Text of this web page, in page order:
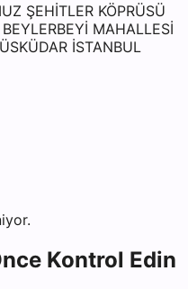
ŞEHİTLER KÖPRÜSÜ
MAHALLESİ
İSTANBUL
Kontrol Edin